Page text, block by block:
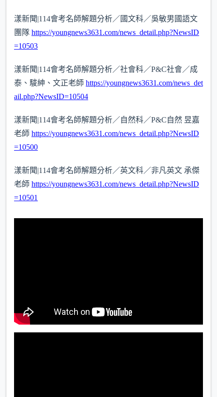
漾新聞|114會考名師解題分析／國文科／吳敏男國語文
團隊 https://youngnews3631.com/news_detail.php?NewsID
=10503
漾新聞|114會考名師解題分析／社會科／P&C社會／成
泰、駿紳、文正老師 https://youngnews3631.com/news_det
ail.php?NewsID=10504
漾新聞|114會考名師解題分析／自然科／P&C自然 昱嘉
老師 https://youngnews3631.com/news_detail.php?NewsID
=10500
漾新聞|114會考名師解題分析／英文科／非凡英文 承傑
老師 https://youngnews3631.com/news_detail.php?NewsID
=10501